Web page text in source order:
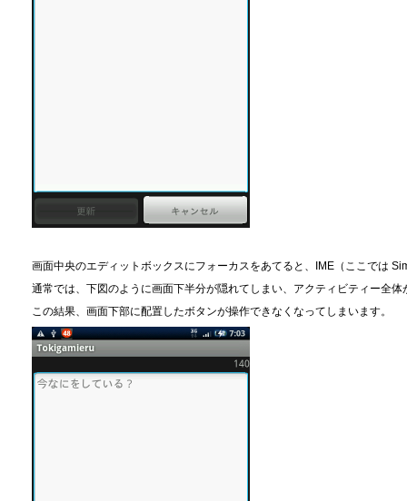
画面中央のエディットボックスにフォーカスをあてると、IME（ここでは
通常では、下図のように画面下半分が隠れてしまい、アクティビティー全体
この結果、画面下部に配置したボタンが操作できなくなってしまいます。